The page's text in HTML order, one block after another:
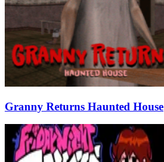
Granny Returns Haunted House